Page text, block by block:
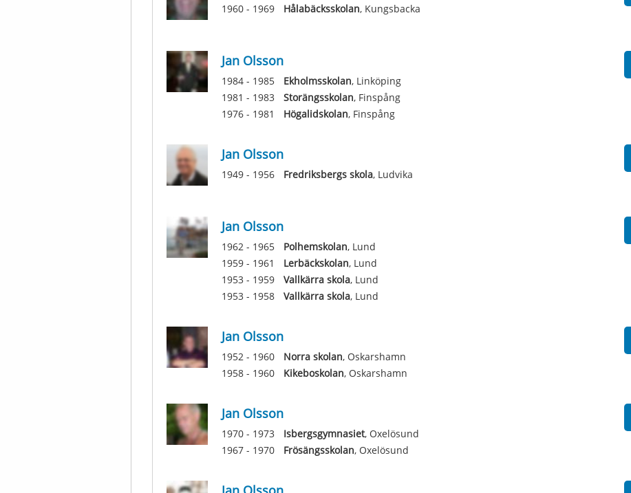
1960 - 1969 Hålabäcksskolan, Kungsbacka
Jan Olsson
1984 - 1985 Ekholmsskolan, Linköping
1981 - 1983
Storängsskolan, Finspång
1976 - 1981
Högalidskolan, Finspång
Jan Olsson
1949 - 1956 Fredriksbergs skola, Ludvika
Jan Olsson
1962 - 1965 Polhemskolan, Lund
1959 - 1961
Lerbäckskolan, Lund
1953 - 1959
Vallkärra skola, Lund
1953 - 1958
Vallkärra skola, Lund
Jan Olsson
1952 - 1960 Norra skolan, Oskarshamn
1958 - 1960
Kikeboskolan, Oskarshamn
Jan Olsson
1970 - 1973 Isbergsgymnasiet, Oxelösund
1967 - 1970
Frösängsskolan, Oxelösund